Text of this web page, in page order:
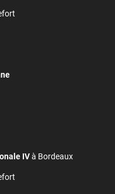
IVà Bordeaux